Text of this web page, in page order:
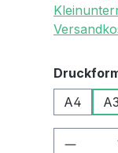
A4
A3